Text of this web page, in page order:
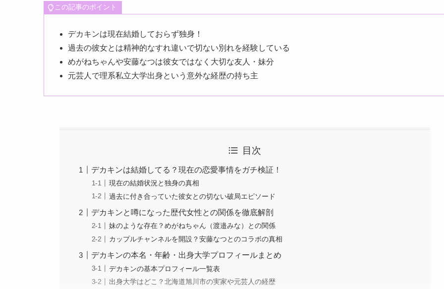
この記事のポイント
デカキンは現在結婚しておらず独身！
過去の彼女とは精神的なすれ違いで切ない別れを経験している
めがねちゃんや安藤なつは彼女ではなく大切な友人・妹分
元芸人で理系私立大学出身という意外な経歴の持ち主
目次
デカキンは結婚してる？現在の恋愛事情をガチ検証！
現在の結婚状況と独身の真相
過去に付き合っていた彼女との切ない破局エピソード
デカキンと噂になった歴代女性との関係を徹底解剖
妹のような存在？めがねちゃん（渡邉みな）との関係
カップルチャンネルを開設？安藤なつとのコラボの真相
デカキンの本名・年齢・出身大学プロフィールまとめ
デカキンの基本プロフィール一覧表
出身大学はどこ？北海道旭川市の実家や元芸人の経歴